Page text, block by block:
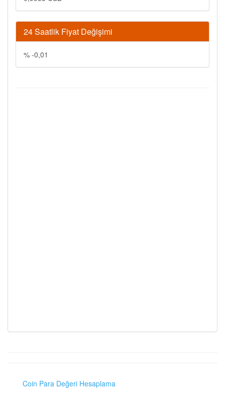
24 Saatlik Fiyat Değişimi
% -0,01
Coin Para Değeri Hesaplama